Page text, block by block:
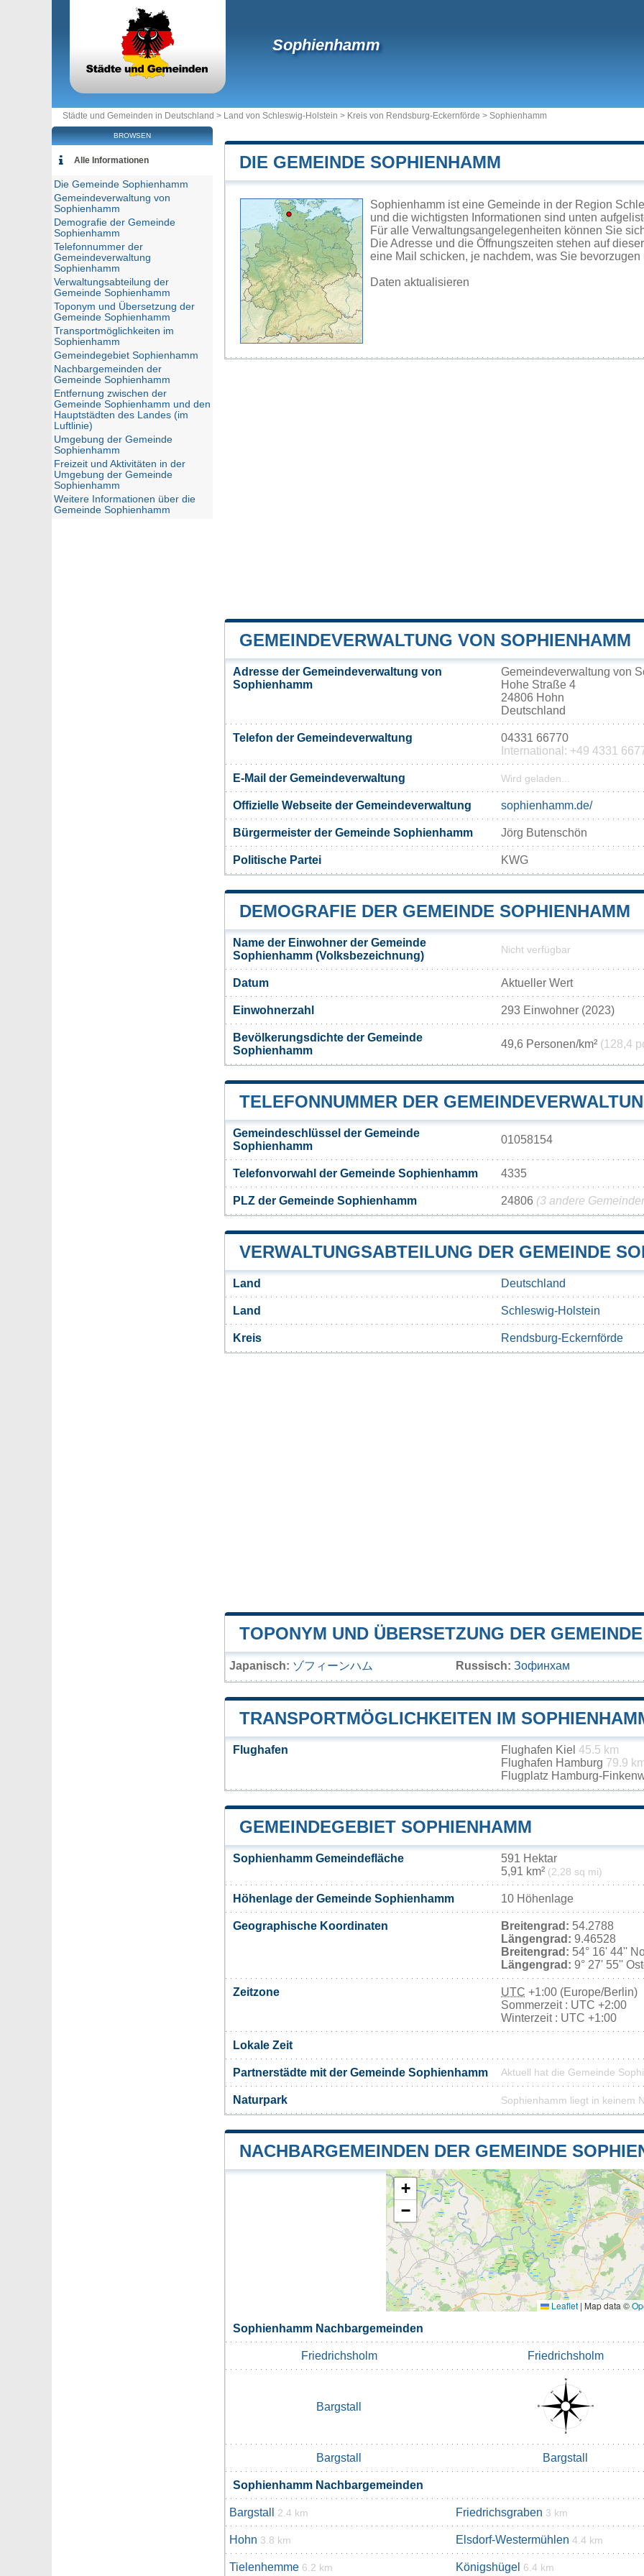
Sophienhamm
Städte und Gemeinden in Deutschland > Land von Schleswig-Holstein > Kreis von Rendsburg-Eckernförde > Sophienhamm
DIE GEMEINDE SOPHIENHAMM
Sophienhamm ist eine Gemeinde in der Region
und die wichtigsten Informationen sind unten
Für alle Verwaltungsangelegenheiten können Sie
Die Adresse und die Öffnungszeiten stehen auf
eine Mail schicken, je nachdem, was Sie
Daten aktualisieren
GEMEINDEVERWALTUNG VON SOPHIENHAMM
Adresse der Gemeindeverwaltung von
Sophienhamm
Gemeindeverwaltung von
Hohe Straße 4
24806 Hohn
Deutschland
Telefon der Gemeindeverwaltung
04331 66770
International: +49 4331
E-Mail der Gemeindeverwaltung Wird geladen...
Offizielle Webseite der Gemeindeverwaltung sophienhamm.de/
Bürgermeister der Gemeinde Sophienhamm Jörg Butenschön
Politische Partei KWG
DEMOGRAFIE DER GEMEINDE SOPHIENHAMM
Name der Einwohner der Gemeinde
Sophienhamm (Volksbezeichnung)
Nicht verfügbar
Datum Aktueller Wert
Einwohnerzahl 293 Einwohner (2023)
Bevölkerungsdichte der Gemeinde
Sophienhamm
49,6 Personen/km² (128,4
TELEFONNUMMER DER
Gemeindeschlüssel der Gemeinde
Sophienhamm
01058154
Telefonvorwahl der Gemeinde Sophienhamm 4335
PLZ der Gemeinde Sophienhamm 24806 (3 andere
VERWALTUNGSABTEILUNG DER GEMEINDE
Land Deutschland
Land Schleswig-Holstein
Kreis Rendsburg-Eckernförde
TOPONYM UND ÜBERSETZUNG DER
Japanisch: ゾフィーンハム Russisch: Зофинхам
TRANSPORTMÖGLICHKEITEN IM
Flughafen Flughafen Kiel 45.5 km
Flughafen Hamburg 79.9
Flugplatz Hamburg-
GEMEINDEGEBIET SOPHIENHAMM
Sophienhamm Gemeindefläche
591 Hektar
5,91 km² (2,28 sq mi)
Höhenlage der Gemeinde Sophienhamm 10 Höhenlage
Geographische Koordinaten Breitengrad: 54.2788
Längengrad: 9.46528
Breitengrad: 54° 16' 44''
Längengrad: 9° 27' 55''
Zeitzone UTC +1:00 (Europe/Berlin)
Sommerzeit : UTC +2:00
Winterzeit : UTC +1:00
Lokale Zeit
Partnerstädte mit der Gemeinde Sophienhamm Aktuell hat die Gemeinde
Naturpark Sophienhamm liegt in keinem
NACHBARGEMEINDEN DER GEMEINDE
+
−
Leaflet | Map data ©
Sophienhamm Nachbargemeinden
Friedrichsholm Friedrichsholm
Bargstall
Bargstall Bargstall
Sophienhamm Nachbargemeinden
Bargstall 2.4 km Friedrichsgraben 3 km
Hohn 3.8 km Elsdorf-Westermühlen 4.4 km
Tielenhemme 6.2 km Königshügel 6.4 km
BROWSEN
Alle Informationen
Die Gemeinde Sophienhamm
Gemeindeverwaltung von
Sophienhamm
Demografie der Gemeinde
Sophienhamm
Telefonnummer der
Gemeindeverwaltung
Sophienhamm
Verwaltungsabteilung der
Gemeinde Sophienhamm
Toponym und Übersetzung der
Gemeinde Sophienhamm
Transportmöglichkeiten im
Sophienhamm
Gemeindegebiet Sophienhamm
Nachbargemeinden der
Gemeinde Sophienhamm
Entfernung zwischen der
Gemeinde Sophienhamm und den
Hauptstädten des Landes (im
Luftlinie)
Umgebung der Gemeinde
Sophienhamm
Freizeit und Aktivitäten in der
Umgebung der Gemeinde
Sophienhamm
Weitere Informationen über die
Gemeinde Sophienhamm